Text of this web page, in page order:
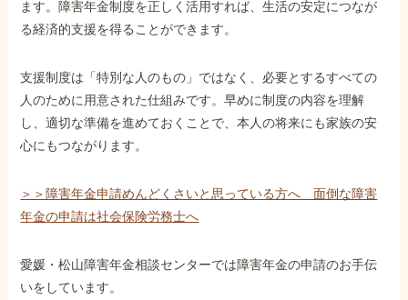
ます。障害年金制度を正しく活用すれば、生活の安定につなが
る経済的支援を得ることができます。
支援制度は「特別な人のもの」ではなく、必要とするすべての
人のために用意された仕組みです。早めに制度の内容を理解
し、適切な準備を進めておくことで、本人の将来にも家族の安
心にもつながります。
＞＞障害年金申請めんどくさいと思っている方へ 面倒な障害
年金の申請は社会保険労務士へ
愛媛・松山障害年金相談センターでは障害年金の申請のお手伝
いをしています。